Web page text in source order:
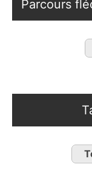
Parcours